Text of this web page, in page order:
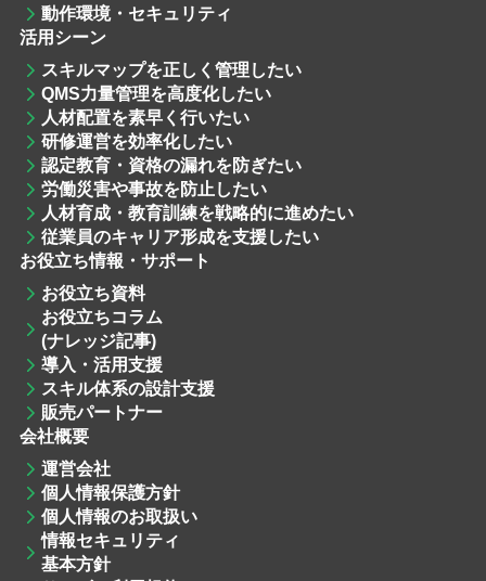
動作環境・セキュリティ
活用シーン
スキルマップを正しく管理したい
QMS力量管理を高度化したい
人材配置を素早く行いたい
研修運営を効率化したい
認定教育・資格の漏れを防ぎたい
労働災害や事故を防止したい
人材育成・教育訓練を戦略的に進めたい
従業員のキャリア形成を支援したい
お役立ち情報・サポート
お役立ち資料
お役立ちコラム
(ナレッジ記事)
導入・活用支援
スキル体系の設計支援
販売パートナー
会社概要
運営会社
個人情報保護方針
個人情報のお取扱い
情報セキュリティ
基本方針